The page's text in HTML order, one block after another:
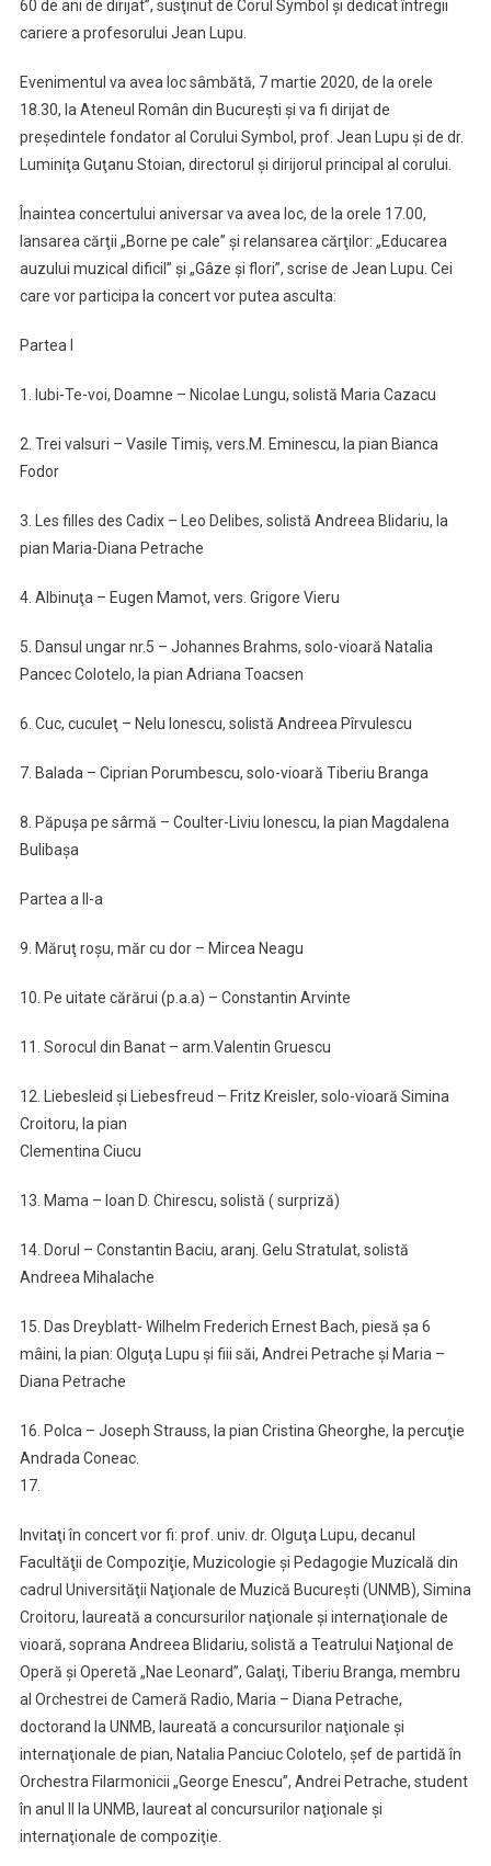
60 de ani de dirijat”, susţinut de Corul Symbol şi dedicat întregii
cariere a profesorului Jean Lupu.
Evenimentul va avea loc sâmbătă, 7 martie 2020, de la orele
18.30, la Ateneul Român din Bucureşti şi va fi dirijat de
preşedintele fondator al Corului Symbol, prof. Jean Lupu şi de dr.
Luminiţa Guţanu Stoian, directorul şi dirijorul principal al corului.
Înaintea concertului aniversar va avea loc, de la orele 17.00,
lansarea cărţii „Borne pe cale” şi relansarea cărţilor: „Educarea
auzului muzical dificil” şi „Gâze şi flori”, scrise de Jean Lupu. Cei
care vor participa la concert vor putea asculta:
Partea I
1. Iubi-Te-voi, Doamne – Nicolae Lungu, solistă Maria Cazacu
2. Trei valsuri – Vasile Timiş, vers.M. Eminescu, la pian Bianca
Fodor
3. Les filles des Cadix – Leo Delibes, solistă Andreea Blidariu, la
pian Maria-Diana Petrache
4. Albinuţa – Eugen Mamot, vers. Grigore Vieru
5. Dansul ungar nr.5 – Johannes Brahms, solo-vioară Natalia
Pancec Colotelo, la pian Adriana Toacsen
6. Cuc, cuculeţ – Nelu Ionescu, solistă Andreea Pîrvulescu
7. Balada – Ciprian Porumbescu, solo-vioară Tiberiu Branga
8. Păpuşa pe sârmă – Coulter-Liviu Ionescu, la pian Magdalena
Bulibaşa
Partea a II-a
9. Măruţ roşu, măr cu dor – Mircea Neagu
10. Pe uitate cărărui (p.a.a) – Constantin Arvinte
11. Sorocul din Banat – arm.Valentin Gruescu
12. Liebesleid şi Liebesfreud – Fritz Kreisler, solo-vioară Simina
Croitoru, la pian
Clementina Ciucu
13. Mama – Ioan D. Chirescu, solistă ( surpriză)
14. Dorul – Constantin Baciu, aranj. Gelu Stratulat, solistă
Andreea Mihalache
15. Das Dreyblatt- Wilhelm Frederich Ernest Bach, piesă şa 6
mâini, la pian: Olguţa Lupu şi fiii săi, Andrei Petrache şi Maria –
Diana Petrache
16. Polca – Joseph Strauss, la pian Cristina Gheorghe, la percuţie
Andrada Coneac.
17.
Invitaţi în concert vor fi: prof. univ. dr. Olguţa Lupu, decanul
Facultăţii de Compoziţie, Muzicologie şi Pedagogie Muzicală din
cadrul Universităţii Naţionale de Muzică Bucureşti (UNMB), Simina
Croitoru, laureată a concursurilor naţionale şi internaţionale de
vioară, soprana Andreea Blidariu, solistă a Teatrului Naţional de
Operă şi Operetă „Nae Leonard”, Galaţi, Tiberiu Branga, membru
al Orchestrei de Cameră Radio, Maria – Diana Petrache,
doctorand la UNMB, laureată a concursurilor naţionale şi
internaţionale de pian, Natalia Panciuc Colotelo, şef de partidă în
Orchestra Filarmonicii „George Enescu”, Andrei Petrache, student
în anul II la UNMB, laureat al concursurilor naţionale şi
internaţionale de compoziţie.